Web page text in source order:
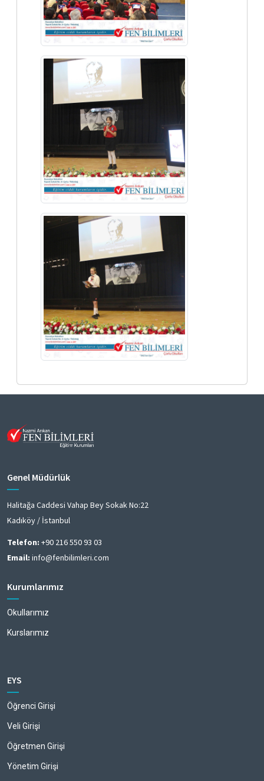
Genel Müdürlük
Halitağa Caddesi Vahap Bey Sokak No:22
Kadıköy / İstanbul
Telefon: +90 216 550 93 03
Email: info@fenbilimleri.com
Kurumlarımız
Okullarımız
Kurslarımız
EYS
Öğrenci Girişi
Veli Girişi
Öğretmen Girişi
Yönetim Girişi